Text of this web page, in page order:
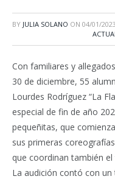
BY JULIA SOLANO ON 04/01/2023
Con familiares y
30 de diciembre, 55
Lourdes Rodríguez “La
especial de fin de año
pequeñitas, que
sus primeras
que coordinan también
La audición contó con